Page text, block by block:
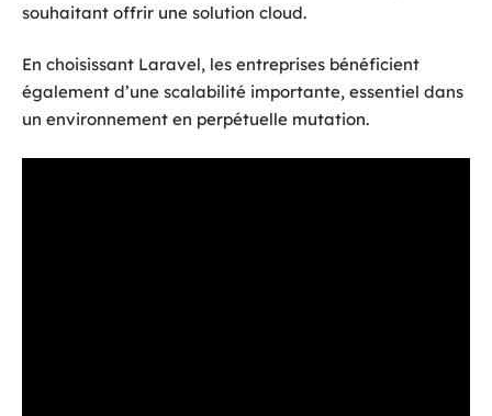
souhaitant offrir une solution cloud.
En choisissant Laravel, les entreprises bénéficient
également d’une scalabilité importante, essentiel dans
un environnement en perpétuelle mutation.